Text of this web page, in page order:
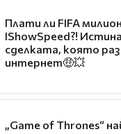
Плати ли FIFA
IShowSpeed?!
сделката, която
интернет🤑💥
„Game of Thrones“